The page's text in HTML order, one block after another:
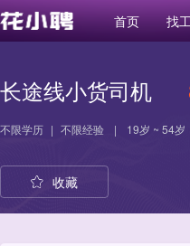
首页 找
长途线小货司机
不限学历 | 不限经验 | 19岁 ~ 54岁
收藏